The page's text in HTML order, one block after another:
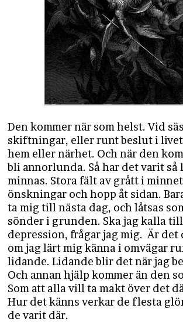
Den kommer när som helst. Vid
skiftningar, eller runt beslut i livet
hem eller närhet. Och när den
bli annorlunda. Så har det varit så
minnas. Stora fält av grått i
önskningar och hopp åt sidan.
ta mig till nästa dag, och låtsas
sönder i grunden. Ska jag kalla
depression, frågar jag mig. Är det
om jag lärt mig känna i omvägar
lidande. Lidande blir det när jag
Och annan hjälp kommer än den
Som att alla vill ta makt över det
Hur det känns verkar de flesta
de varit där.